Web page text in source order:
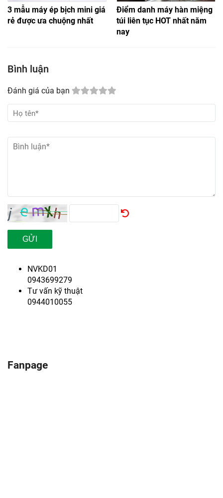
3 mẫu máy ép bịch mini giá
rẻ được ưa chuộng nhất
Điểm danh máy hàn miệng
túi liên tục HOT nhất năm
nay
Bình luận
Đánh giá của bạn
GỬI
NVKD01
0943699279
Tư vấn kỹ thuật
0944010055
Fanpage